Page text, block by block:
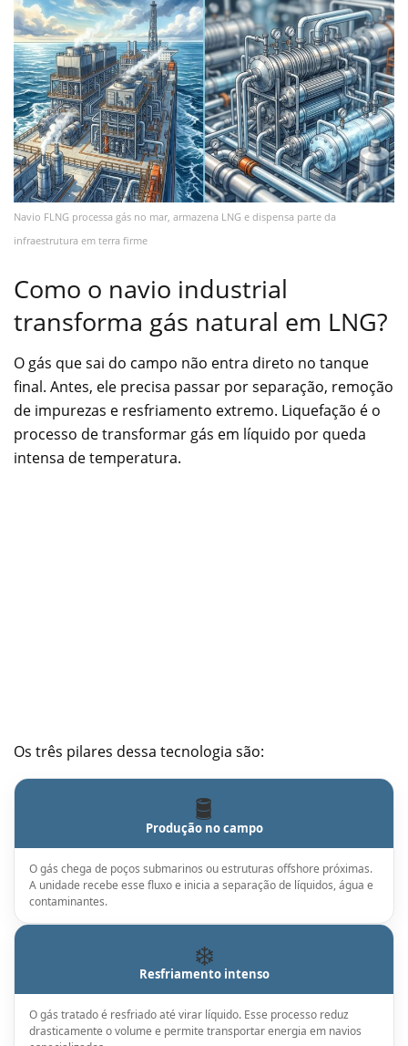
Navio FLNG processa gás no mar, armazena LNG e dispensa parte da
infraestrutura em terra firme
Como o navio industrial
transforma gás natural em LNG?
O gás que sai do campo não entra direto no tanque
final. Antes, ele precisa passar por separação, remoção
de impurezas e resfriamento extremo. Liquefação é o
processo de transformar gás em líquido por queda
intensa de temperatura.
Os três pilares dessa tecnologia são:
🛢️
Produção no campo
O gás chega de poços submarinos ou estruturas offshore próximas.
A unidade recebe esse fluxo e inicia a separação de líquidos, água e
contaminantes.
❄️
Resfriamento intenso
O gás tratado é resfriado até virar líquido. Esse processo reduz
drasticamente o volume e permite transportar energia em navios